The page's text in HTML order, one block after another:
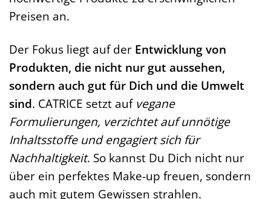
Preisen an.
Der Fokus liegt auf der Entwicklung von
Produkten, die nicht nur gut aussehen,
sondern auch gut für Dich und die Umwelt
sind. CATRICE setzt aufvegane
Formulierungen, verzichtet auf unnötige
Inhaltsstoffe und engagiert sich für
Nachhaltigkeit. So kannst Du Dich nicht nur
über ein perfektes Make-up freuen, sondern
auch mit gutem Gewissen strahlen.